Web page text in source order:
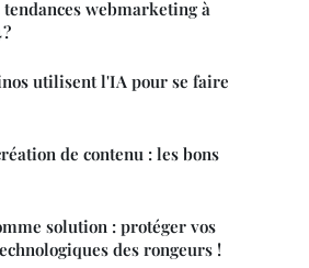
webmarketing à
utilisent l'IA pour se faire
de contenu : les bons
solution : protéger vos
des rongeurs !